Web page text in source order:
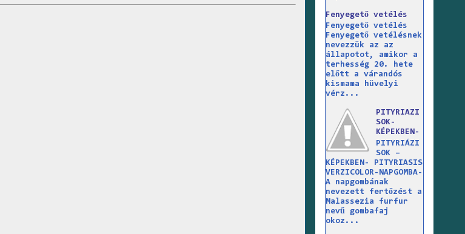
Fenyegető vetélés
Fenyegető vetélés
Fenyegető vetélésnek
nevezzük az az
állapotot, amikor a
terhesség 20. hete
előtt a várandós
kismama hüvelyi
vérz...
PITYRIAZI
SOK-
KÉPEKBEN-
PITYRIÁZI
SOK –
KÉPEKBEN- PITYRIASIS
VERZICOLOR-NAPGOMBA-
A napgombának
nevezett fertőzést a
Malassezia furfur
nevű gombafaj
okoz...